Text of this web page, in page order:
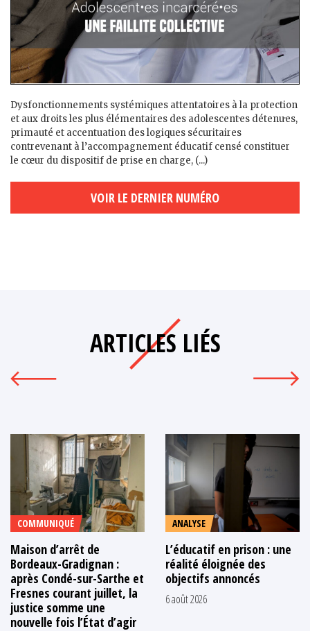
Dysfonctionnements systémiques attentatoires à la protection
et aux droits les plus élémentaires des adolescent·es détenu·es,
primauté et accentuation des logiques sécuritaires
contrevenant à l’accompagnement éducatif censé constituer
le cœur du dispositif de prise en charge, (...)
VOIR LE DERNIER NUMÉRO
ARTICLES LIÉS
COMMUNIQUÉ
Maison d’arrêt de
Bordeaux-Gradignan :
après Condé-sur-Sarthe et
Fresnes courant juillet, la
justice somme une
nouvelle fois l’État d’agir
ANALYSE
L’éducatif en prison : une
réalité éloignée des
objectifs annoncés
6 août 2026